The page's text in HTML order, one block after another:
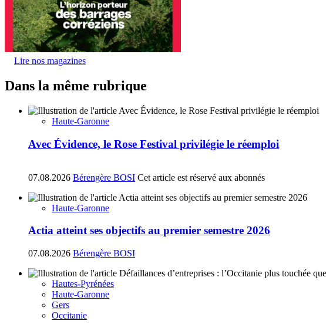
Lire nos magazines
Dans la même rubrique
Haute-Garonne
Avec Évidence, le Rose Festival privilégie le réemploi
07.08.2026 Bérengère BOSI Cet article est réservé aux abonnés
Haute-Garonne
Actia atteint ses objectifs au premier semestre 2026
07.08.2026 Bérengère BOSI
Hautes-Pyrénées
Haute-Garonne
Gers
Occitanie